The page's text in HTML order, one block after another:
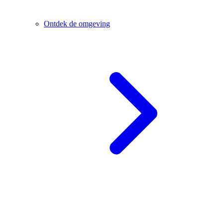
Ontdek de omgeving